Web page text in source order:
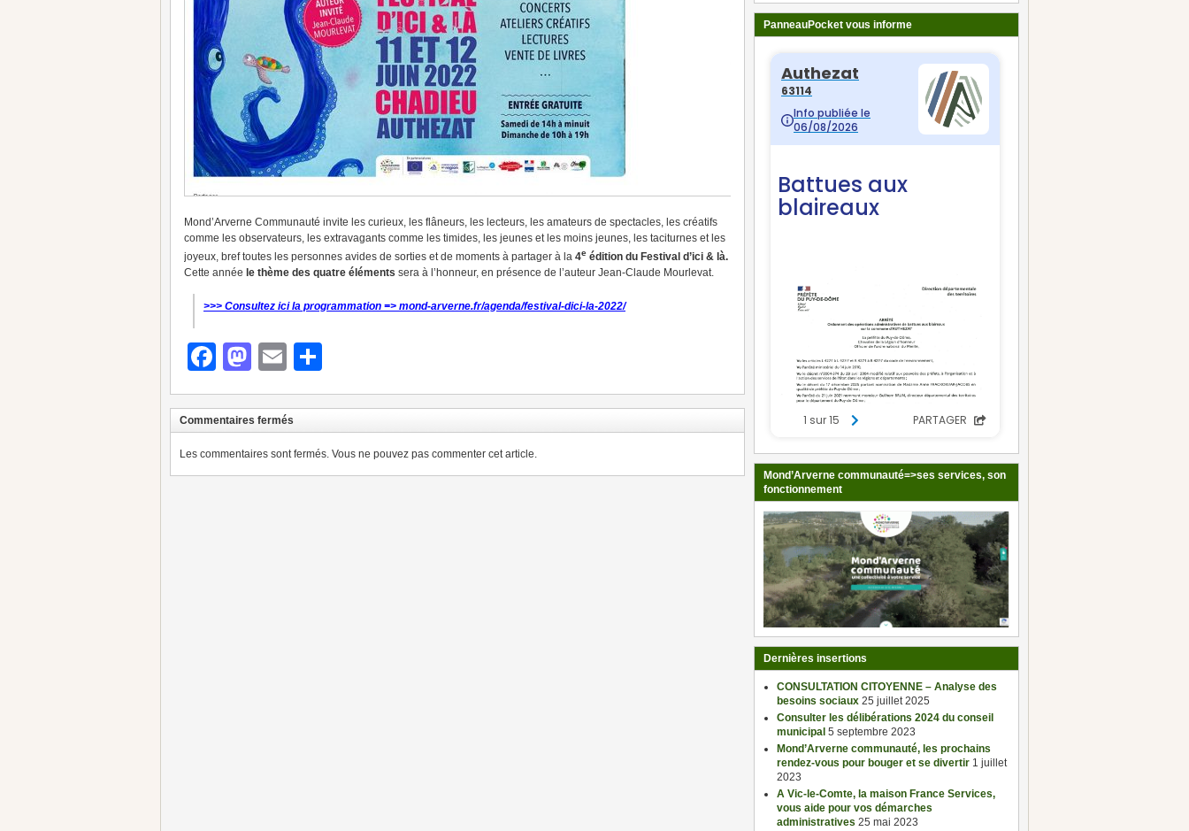
Mond’Arverne Communauté invite les curieux, les flâneurs, les lecteurs, les amateurs de spectacles, les créatifs
comme les observateurs, les extravagants comme les timides, les jeunes et les moins jeunes, les taciturnes et les
joyeux, bref toutes les personnes avides de sorties et de moments à partager à la 4e édition du Festival d’ici & là.
Cette année le thème des quatre éléments sera à l’honneur, en présence de l’auteur Jean-Claude Mourlevat.
>>> Consultez ici la programmation => mond-arverne.fr/agenda/festival-dici-la-2022/
Facebook
Mastodon
Email
Commentaires fermés
Les commentaires sont fermés. Vous ne pouvez pas commenter cet article.
PanneauPocket vous informe
Mond’Arverne communauté=>ses services, son
fonctionnement
Dernières insertions
CONSULTATION CITOYENNE – Analyse des
besoins sociaux 25 juillet 2025
Consulter les délibérations 2024 du conseil
municipal 5 septembre 2023
Mond’Arverne communauté, les prochains
rendez-vous pour bouger et se divertir 1 juillet
2023
A Vic-le-Comte, la maison France Services,
vous aide pour vos démarches
administratives 25 mai 2023